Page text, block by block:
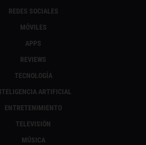
REDES SOCIALES
MÓVILES
APPS
REVIEWS
TECNOLOGÍA
ARTIFICIAL
ENTRETENIMIENTO
TELEVISIÓN
MÚSICA